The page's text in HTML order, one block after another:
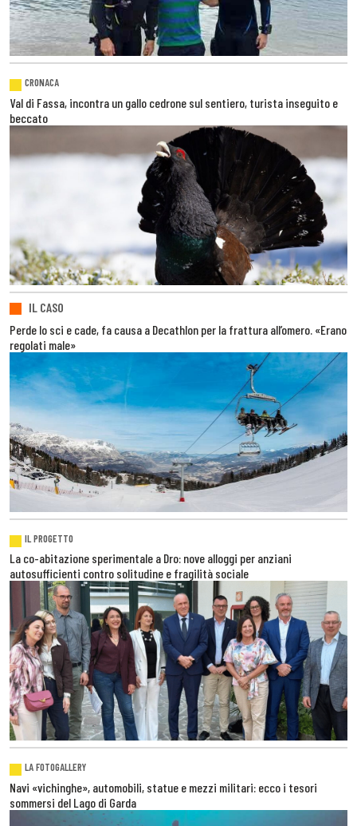
CRONACA
Val di Fassa, incontra un gallo cedrone sul sentiero, turista inseguito e
beccato
IL CASO
Perde lo sci e cade, fa causa a Decathlon per la frattura all’omero. «Erano
regolati male»
IL PROGETTO
La co-abitazione sperimentale a Dro: nove alloggi per anziani
autosufficienti contro solitudine e fragilità sociale
LA FOTOGALLERY
Navi «vichinghe», automobili, statue e mezzi militari: ecco i tesori
sommersi del Lago di Garda